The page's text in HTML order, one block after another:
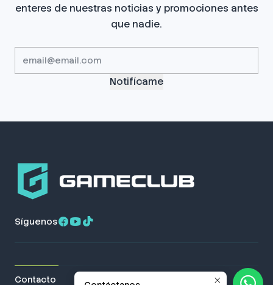
enteres de nuestras noticias y promociones antes
que nadie.
Notifícame
Síguenos
Contacto